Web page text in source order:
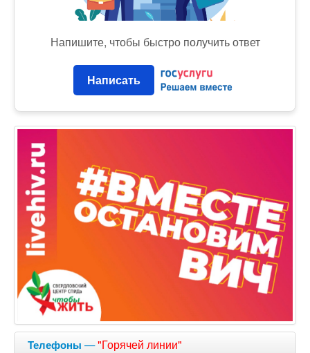
Напишите, чтобы быстро получить ответ
Написать
Телефоны —"Горячей линии"